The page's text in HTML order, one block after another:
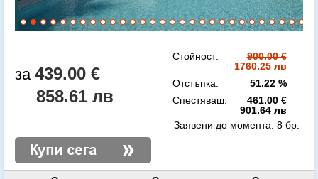
439.00 €
858.61 лв
Стойност:
900.00 €
1760.25 лв
Отстъпка:
51.22 %
Спестяваш:
461.00 €
901.64 лв
Заявени до момента: 8 бр.